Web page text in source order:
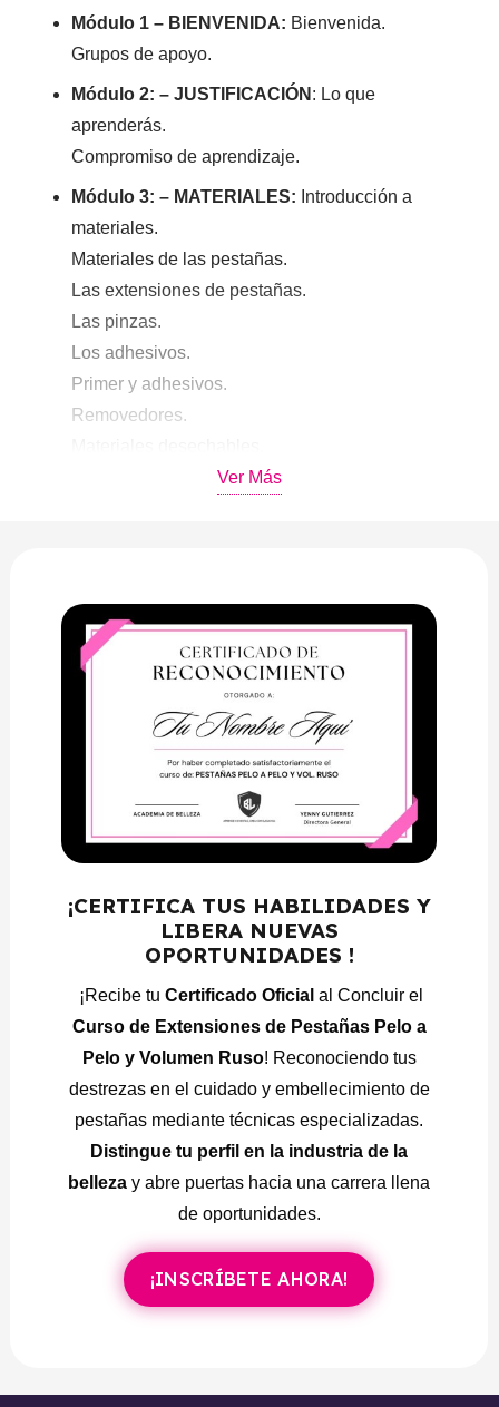
Módulo 1 – BIENVENIDA: Bienvenida.
Grupos de apoyo.
Módulo 2: – JUSTIFICACIÓN : Lo que
aprenderás.
Compromiso de aprendizaje.
Módulo 3: – MATERIALES: Introducción a
materiales.
Materiales de las pestañas.
Las extensiones de pestañas.
Las pinzas.
Los adhesivos.
Primer y adhesivos.
Removedores.
Módulo 4: – LAS PESTAÑAS NATURALES:
Tipo de ojos.
Módulo 5: – LAS PESTAÑAS ARTIFICIALES:
Pestañas artificiales.
Clasificación de las extensiones.
Módulo 6:– MAPAS DE APLICACIÓN: Mapas de
Creación de mapas de aplicación.
Mapa de aplicación – ojo natural.
Módulo 7: – EFECTOS:Efectos de las
extensiones.
Módulo 8: FICHA TECNICA:Introducción a la
ficha técnica.
Contenido de la ficha técnica.
Alergias.
Módulo 9: – PRACTICAS EN PLANTILLAS:
Introducción de las actividades.
Preparación de la plantilla.
Ejercicios en plantillas.
Pasó a paso en plantillas.
Actividad plantilla #1 – Efecto natural.
Actividad plantilla #2 – Efecto pestañina.
Ver Más
¡CERTIFICA TUS HABILIDADES Y
LIBERA NUEVAS
OPORTUNIDADES !
¡Recibe tu Certificado Oficial al Concluir el
Curso de Extensiones de Pestañas Pelo a
Pelo y Volumen Ruso! Reconociendo tus
destrezas en el cuidado y embellecimiento de
pestañas mediante técnicas especializadas.
Distingue tu perfil en la industria de la
belleza y abre puertas hacia una carrera llena
de oportunidades.
¡INSCRÍBETE AHORA!